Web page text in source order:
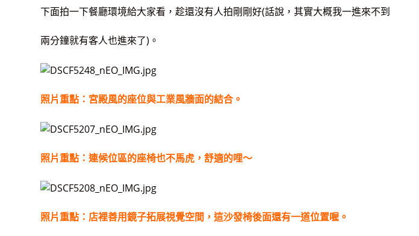
下面拍一下餐廳環境給大家看，趁還沒有人拍剛剛好(話說，其實大概我一進來不到
兩分鐘就有客人也進來了)。
照片重點：宮殿風的座位與工業風牆面的結合。
照片重點：連候位區的座椅也不馬虎，舒適的哩～
照片重點：店裡善用鏡子拓展視覺空間，這沙發椅後面還有一道位置喔。